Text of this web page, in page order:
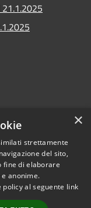
© 2020 •
di Scarlino •
×
strettamente
del sito,
fine di elaborare
anonime.
al seguente link